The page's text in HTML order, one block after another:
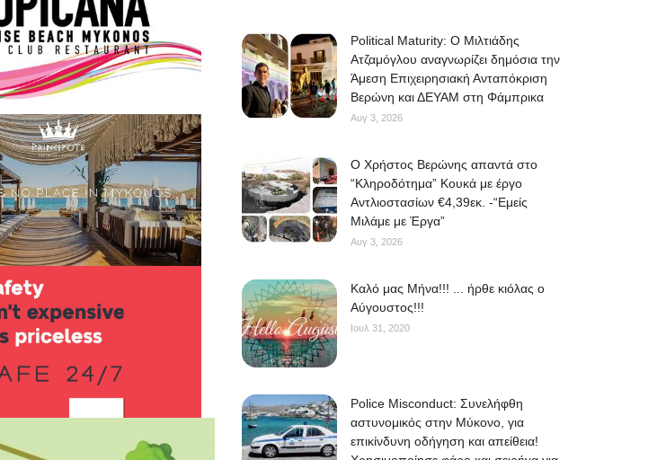
Political Maturity: Ο Μιλτιάδης
Ατζαμόγλου αναγνωρίζει δημόσια την
Άμεση Επιχειρησιακή Ανταπόκριση
Βερώνη και ΔΕΥΑΜ στη Φάμπρικα
Αυγ 3, 2026
O Χρήστος Βερώνης απαντά στο
“Κληροδότημα” Κουκά με έργο
Αντλιοστασίων €4,39εκ. -“Εμείς
Μιλάμε με Έργα”
Αυγ 3, 2026
Kαλό μας Μήνα!!! ... ήρθε κιόλας ο
Αύγουστος!!!
Ιουλ 31, 2020
Police Misconduct: Συνελήφθη
αστυνομικός στην Μύκονο, για
επικίνδυνη οδήγηση και απείθεια!